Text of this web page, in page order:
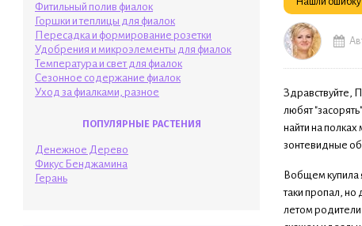
Фитильный полив фиалок
Горшки и теплицы для фиалок
Пересадка и формирование розетки
Удобрения и микроэлементы для фиалок
Температура и свет для фиалок
Сезонное содержание фиалок
Уход за фиалками, разное
ПОПУЛЯРНЫЕ РАСТЕНИЯ
Денежное Дерево
Фикус Бенджамина
Герань
Здравствуйте,
любят
найти на
зонтевидные
Вобщем купила
таки пропал, но
летом родители